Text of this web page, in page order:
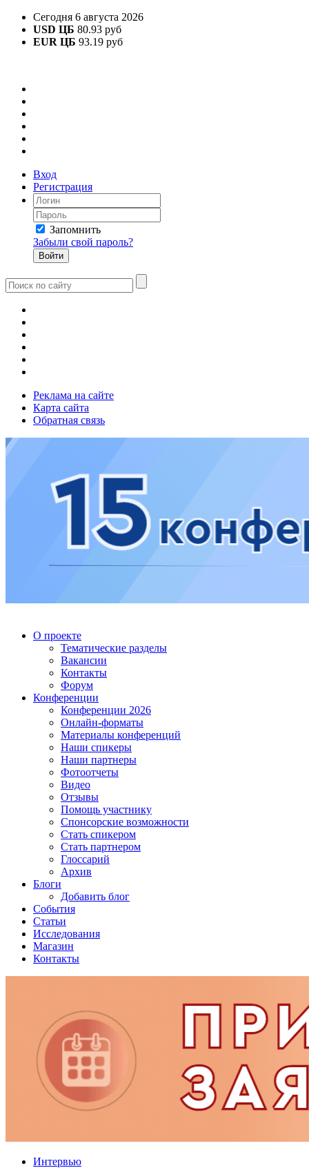
Сегодня 6 августа 2026
USD ЦБ 80.93 руб
EUR ЦБ 93.19 руб
Вход
Регистрация
Запомнить
Забыли свой пароль?
Реклама на сайте
Карта сайта
Обратная связь
О проекте
Тематические разделы
Вакансии
Контакты
Форум
Конференции
Конференции 2026
Онлайн-форматы
Материалы конференций
Наши спикеры
Наши партнеры
Фотоотчеты
Видео
Отзывы
Помощь участнику
Спонсорские возможности
Стать спикером
Стать партнером
Глоссарий
Архив
Блоги
Добавить блог
События
Статьи
Исследования
Магазин
Контакты
Интервью